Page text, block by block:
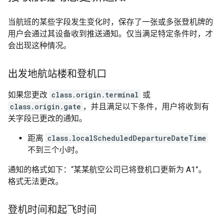
当航班的某些字段发生变化时，保存了一张或多张登机牌的
用户会通过其设备收到推送通知。仅当满足特定条件时，才
会出现这种情况。
出发地航站楼和登机口
如果您更改 class.origin.terminal 或
class.origin.gate ，并且满足以下条件，用户将收到有
关字段已更改的通知。
距离 class.localScheduledDepartureDateTime
不到三个小时。
通知的格式如下：“某某航空公司已将登机口更新为 A1”。
格式无法更改。
登机时间和起飞时间